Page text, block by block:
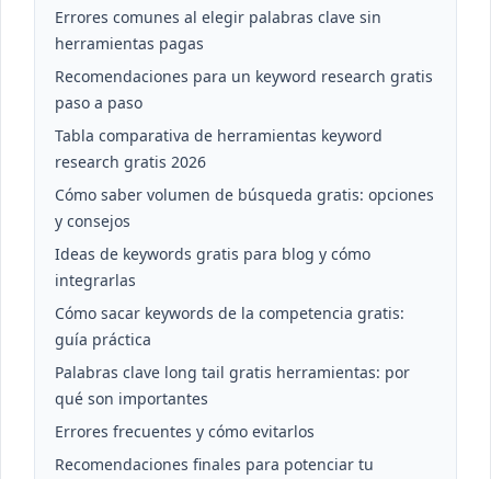
Errores comunes al elegir palabras clave sin
herramientas pagas
Recomendaciones para un keyword research gratis
paso a paso
Tabla comparativa de herramientas keyword
research gratis 2026
Cómo saber volumen de búsqueda gratis: opciones
y consejos
Ideas de keywords gratis para blog y cómo
integrarlas
Cómo sacar keywords de la competencia gratis:
guía práctica
Palabras clave long tail gratis herramientas: por
qué son importantes
Errores frecuentes y cómo evitarlos
Recomendaciones finales para potenciar tu